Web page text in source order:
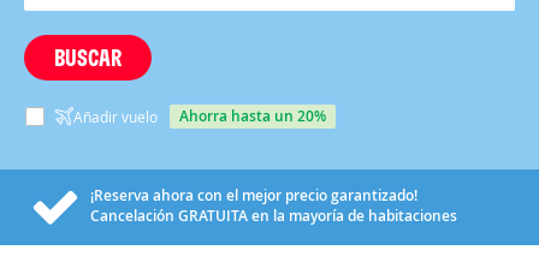
BUSCAR
Añadir vuelo ahorra hasta un 20%
¡Reserva ahora con el mejor precio garantizado!
Cancelación GRATUITAen la mayoría de habitaciones